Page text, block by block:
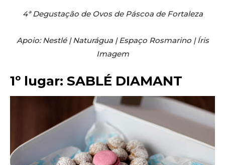
4ª Degustação de Ovos de Páscoa de Fortaleza
Apoio: Nestlé | Naturágua | Espaço Rosmarino | Íris
Imagem
1º lugar: SABLÉ DIAMANT